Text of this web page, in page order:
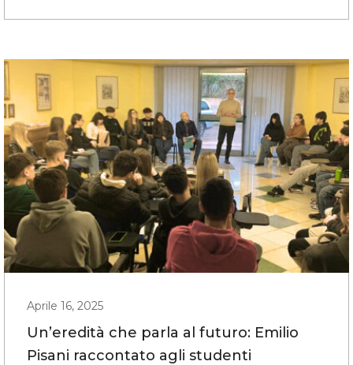
Aprile 16, 2025
Un’eredità che parla al futuro: Emilio
Pisani raccontato agli studenti